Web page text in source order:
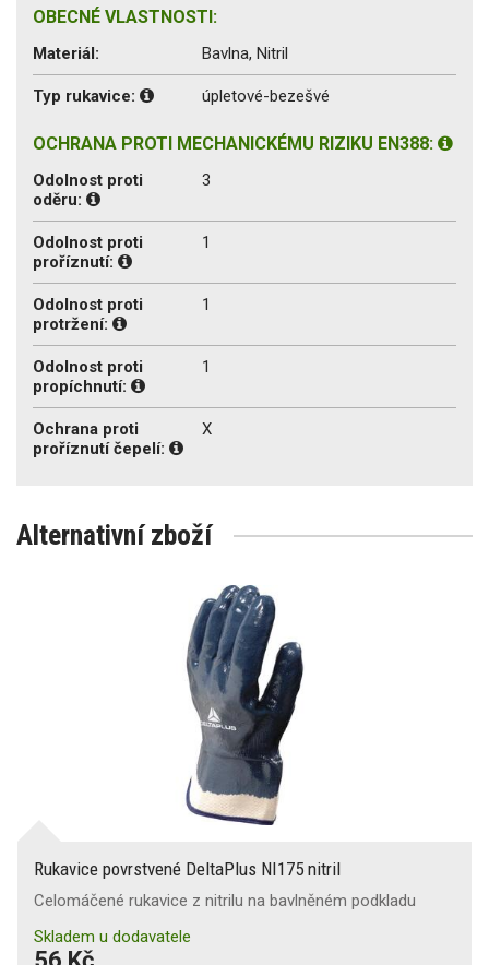
OBECNÉ VLASTNOSTI:
Materiál: Bavlna, Nitril
Typ rukavice: úpletové-bezešvé
OCHRANA PROTI MECHANICKÉMU RIZIKU EN388:
Odolnost proti
oděru:
3
Odolnost proti
proříznutí:
1
Odolnost proti
protržení:
1
Odolnost proti
propíchnutí:
1
Ochrana proti
proříznutí čepelí:
X
Alternativní zboží
Rukavice povrstvené DeltaPlus NI175 nitril
Celomáčené rukavice z nitrilu na bavlněném podkladu
Skladem u dodavatele
56 Kč